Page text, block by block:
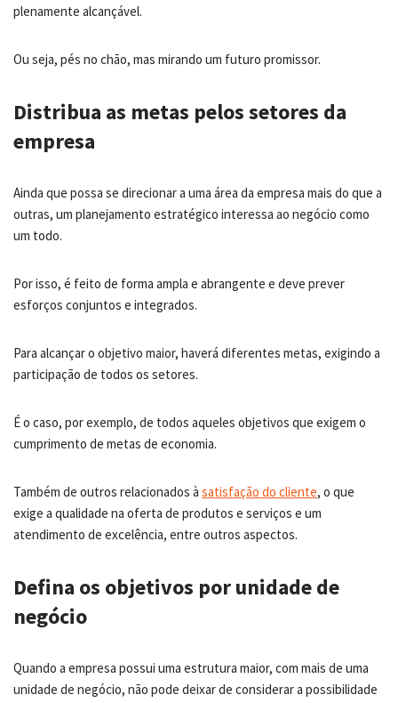
plenamente alcançável.
Ou seja, pés no chão, mas mirando um futuro promissor.
Distribua as metas pelos setores da
empresa
Ainda que possa se direcionar a uma área da empresa mais do que a
outras, um planejamento estratégico interessa ao negócio como
um todo.
Por isso, é feito de forma ampla e abrangente e deve prever
esforços conjuntos e integrados.
Para alcançar o objetivo maior, haverá diferentes metas, exigindo a
participação de todos os setores.
É o caso, por exemplo, de todos aqueles objetivos que exigem o
cumprimento de metas de economia.
Também de outros relacionados à satisfação do cliente, o que
exige a qualidade na oferta de produtos e serviços e um
atendimento de excelência, entre outros aspectos.
Defina os objetivos por unidade de
negócio
Quando a empresa possui uma estrutura maior, com mais de uma
unidade de negócio, não pode deixar de considerar a possibilidade